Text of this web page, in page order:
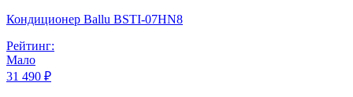
Кондиционер Ballu BSTI-07HN8
Рейтинг:
Мало
31 490 ₽